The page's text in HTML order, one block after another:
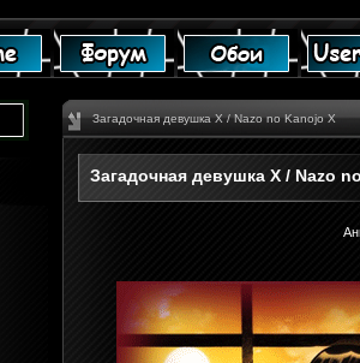
Загадочная девушка Х / Nazo no Kanojo X
Загадочная девушка Х / Nazo